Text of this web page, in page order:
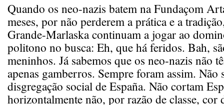
Quando os neo-nazis batem na Fundaçom
meses, por não perderem a prática e a
Grande-Marlaska continuam a jogar ao
politono no busca: Eh, que há feridos. Bah,
meninhos. Já sabemos que os neo-nazis não
apenas gamberros. Sempre foram assim. Não
disgregação social de España. Não cortam
horizontalmente não, por razão de classe, cor